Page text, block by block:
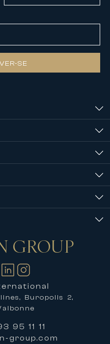
SE
GROUP
Buropolis 2,
95 11 11
group.com